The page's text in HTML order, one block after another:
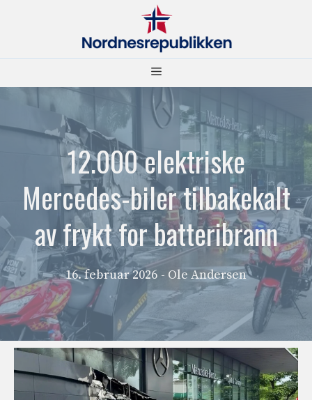
Meny
12.000 elektriske
Mercedes-biler tilbakekalt
av frykt for batteribrann
16. februar 2026 - Ole Andersen